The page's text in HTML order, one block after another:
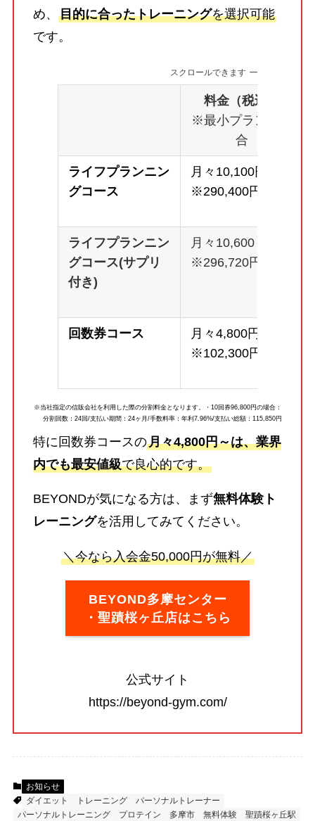
め、 目的に合ったトレーニングを選択可能
です。
スクロールできます
料金（税込）
※最小プランの場
合
ライフプランニン
グコース
月々10,100円～
※290,400円
ライフプランニン
グコース(サプリ
付き)
月々10,600～
※296,720円
回数券コース
月々4,800円～
※102,300円
※当社指定の信販会社を利用した際の分割料金となります。・10回券96,800円の場合：
分割回数：24回/支払い期間：24ヶ月/手数料率：年利7.96%/支払い総額：115,850円
特に回数券コースの月々4,800円～は、業界
内でも最安値級で良心的です。
BEYONDが気になる方は、まず無料体験ト
レーニングを活用してみてください。
＼今なら入会金50,000円が無料／
BEYOND多摩センター
・聖蹟桜ヶ丘店はこちら
公式サイト
https://beyond-gym.com/
お知らせ
ダイエット
トレーニング
パーソナルトレーナー
パーソナルトレーニング
プロテイン 多摩市 無料体験
聖蹟桜ヶ丘駅